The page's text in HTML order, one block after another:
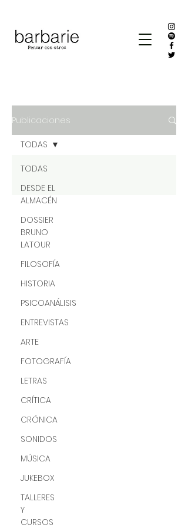
Publicaciones
TODAS
DESDE EL
ALMACÉN
DOSSIER
BRUNO
LATOUR
FILOSOFÍA
HISTORIA
PSICOANÁLISIS
ENTREVISTAS
ARTE
FOTOGRAFÍA
LETRAS
CRÍTICA
CRÓNICA
SONIDOS
MÚSICA
JUKEBOX
TALLERES
Y
CURSOS
TODAS